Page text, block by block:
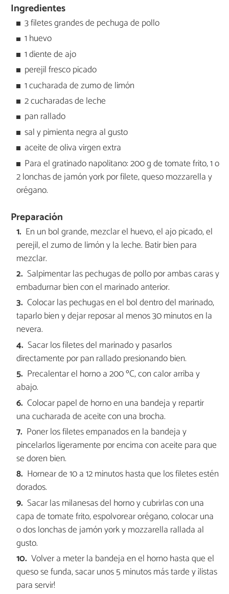
Ingredientes
3 filetes grandes de pechuga de pollo
1 huevo
1 diente de ajo
perejil fresco picado
1 cucharada de zumo de limón
2 cucharadas de leche
pan rallado
sal y pimienta negra al gusto
aceite de oliva virgen extra
Para el gratinado napolitano: 200 g de tomate frito, 1 o
2 lonchas de jamón york por filete, queso mozzarella y
orégano.
Preparación
En un bol grande, mezclar el huevo, el ajo picado, el
perejil, el zumo de limón y la leche. Batir bien para
mezclar.
Salpimentar las pechugas de pollo por ambas caras y
embadurnar bien con el marinado anterior.
Colocar las pechugas en el bol dentro del marinado,
taparlo bien y dejar reposar al menos 30 minutos en la
nevera.
Sacar los filetes del marinado y pasarlos
directamente por pan rallado presionando bien.
Precalentar el horno a 200 ºC, con calor arriba y
abajo.
Colocar papel de horno en una bandeja y repartir
una cucharada de aceite con una brocha.
Poner los filetes empanados en la bandeja y
pincelarlos ligeramente por encima con aceite para que
se doren bien.
Hornear de 10 a 12 minutos hasta que los filetes estén
dorados.
Sacar las milanesas del horno y cubrirlas con una
capa de tomate frito, espolvorear orégano, colocar una
o dos lonchas de jamón york y mozzarella rallada al
gusto.
Volver a meter la bandeja en el horno hasta que el
queso se funda, sacar unos 5 minutos más tarde y ¡listas
para servir!